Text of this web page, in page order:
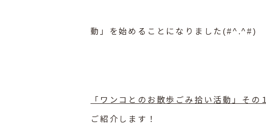
動」を始めることになりました(#^.^#)
「ワンコとのお散歩ごみ拾い活動」その
ご紹介します！